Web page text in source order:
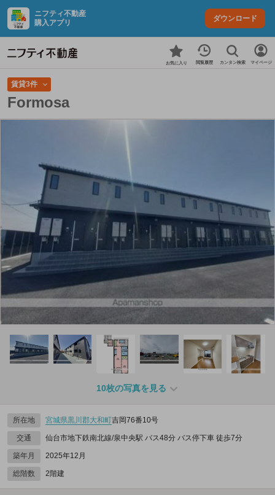
ニフティ不動産
購入アプリ
ダウンロード
お気に入り 閲覧履歴 カンタン検索 マイページ
賃貸3件
Formosa
10枚の写真を見る
所在地 宮城県黒川郡大和町吉岡76番10号
交通 仙台市地下鉄南北線/泉中央駅 バス48分 バス停下車 徒歩7分
築年月 2025年12月
総階数 2階建